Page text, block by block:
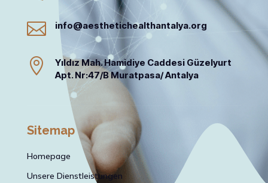
 info@aesthetichealthantalya.org

Yıldız Mah. Hamidiye Caddesi Güzelyurt
Apt. Nr:47/B Muratpasa/ Antalya
Sitemap
Homepage
Unsere Dienstleistungen